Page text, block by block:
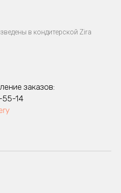
в кондитерской Zira
заказов:
14